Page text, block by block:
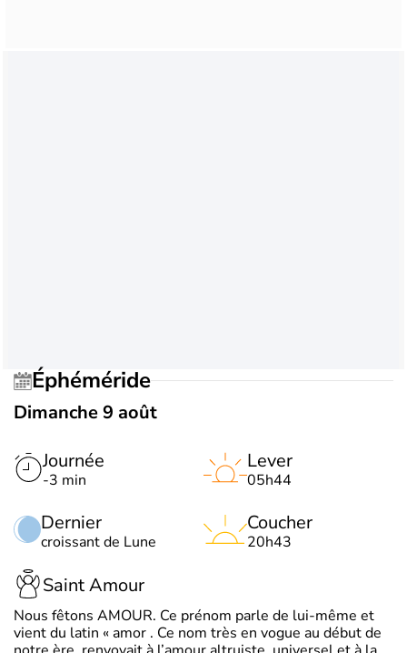
Éphéméride
Dimanche 9 août
Journée
-3 min
Dernier
croissant de Lune
Lever
05h44
Coucher
20h43
Saint Amour
Nous fêtons AMOUR. Ce prénom parle de lui-même et
vient du latin « amor . Ce nom très en vogue au début de